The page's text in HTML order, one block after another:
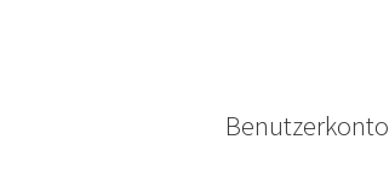
Benutzerkonto